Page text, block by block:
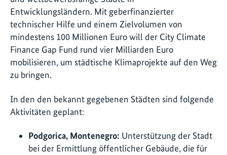
Entwicklungsländern. Mit geberfinanzierter
technischer Hilfe und einem Zielvolumen von
mindestens 100 Millionen Euro will der City Climate
Finance Gap Fund rund vier Milliarden Euro
mobilisieren, um städtische Klimaprojekte auf den Weg
zu bringen.
In den den bekannt gegebenen Städten sind folgende
Aktivitäten geplant:
Podgorica, Montenegro: Unterstützung der Stadt
bei der Ermittlung öffentlicher Gebäude, die für